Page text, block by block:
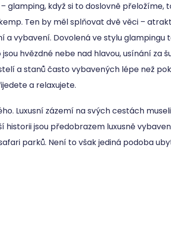
– glamping, když si to doslovně přeložíme,
Ten by měl splňovat dvě věci –
a vybavení. Dovolená ve stylu glampingu
hvězdné nebe nad hlavou, usínání za
a stanů často vybavených lépe než
a relaxujete.
Luxusní zázemí na svých cestách
historii jsou předobrazem luxusně
parků. Není to však jediná podoba